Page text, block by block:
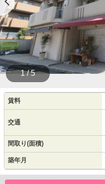
1 / 5
賃料
交通
間取り(面積)
築年月